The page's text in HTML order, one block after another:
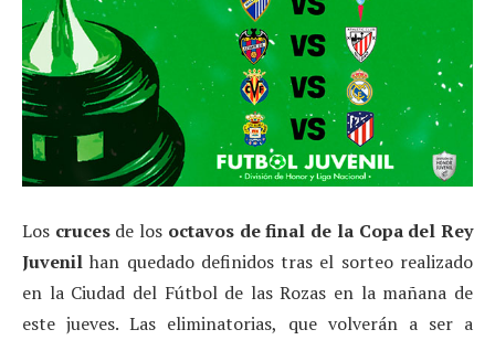
Los crucesde los octavos de final de la Copa del Rey
Juvenil han quedado definidos tras el sorteo realizado
en la Ciudad del Fútbol de las Rozas en la mañana de
este jueves. Las eliminatorias, que volverán a ser a